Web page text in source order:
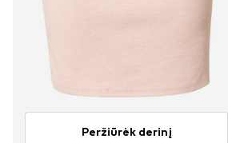
Peržiūrėk derinį